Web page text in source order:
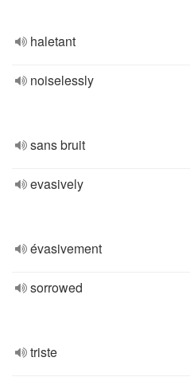
haletant
noiselessly
sans bruit
evasively
évasivement
sorrowed
triste